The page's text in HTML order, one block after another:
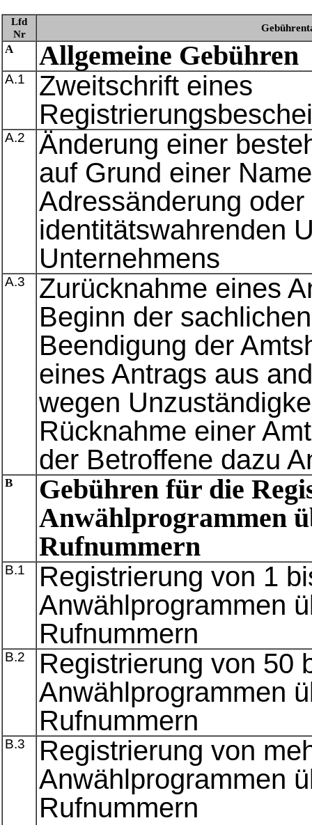
Lfd
Nr
A Allgemeine Gebühren
A.1
Zweitschrift eines
A.2
Änderung einer
auf Grund einer
Adressänderung
identitätswahrenden
Unternehmens
A.3
Zurücknahme eines
Beginn der
Beendigung der
eines Antrags aus
wegen
Rücknahme einer
der Betroffene dazu
B
Gebühren für die
Anwählprogrammen
Rufnummern
B.1
Registrierung von 1
Anwählprogrammen
Rufnummern
B.2
Registrierung von 50
Anwählprogrammen
Rufnummern
B.3
Registrierung von
Anwählprogrammen
Rufnummern